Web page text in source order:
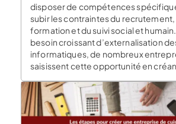
disposer de compétences
subir les contraintes du recrutement,
formation et du suivi social et
besoin croissant d’externalisation
informatiques, de nombreux
saisissent cette opportunité en